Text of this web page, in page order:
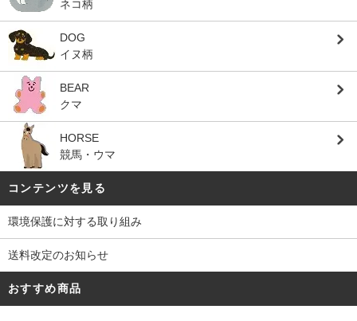
ネコ柄
DOG
イヌ柄
BEAR
クマ
HORSE
競馬・ウマ
コンテンツを見る
環境保護に対する取り組み
送料改定のお知らせ
おすすめ商品